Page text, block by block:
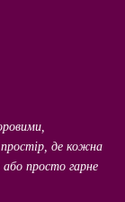
де кожна
просто гарне